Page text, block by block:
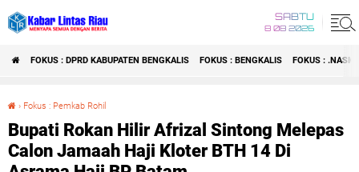
SABTU
8 08 2026
FOKUS : DPRD KABUPATEN BENGKALIS FOKUS : BENGKALIS FOKUS :
› Fokus : Pemkab Rohil
Bupati Rokan Hilir Afrizal Sintong Melepas
Calon Jamaah Haji Kloter BTH 14 Di